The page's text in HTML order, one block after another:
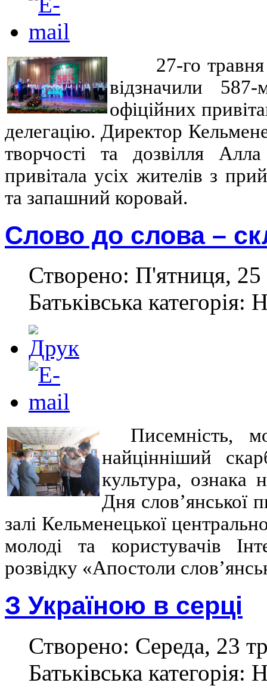
27-го
відзначили
офіційних
делегацію. Директор
творчості та дозвілля
привітала усіх жителів з
та запашний коровай.
Слово до слова –
Створено: П'ятниця, 25
Батьківська категорія:
Писемність,
найцінніший
культура, ознака
Дня слов’янської
залі Кельменецької
молоді та користувачів
розвідку «Апостоли
З Україною в серці
Створено: Середа, 23
Батьківська категорія: